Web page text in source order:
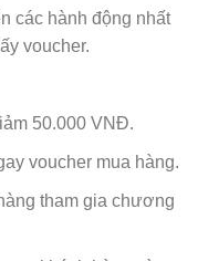
các hành động nhất
voucher.
50.000 VNĐ.
voucher mua hàng.
tham gia chương